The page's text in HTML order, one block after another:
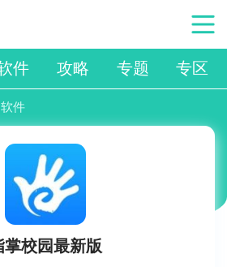
件 攻略 专题 专区
件
掌校园最新版